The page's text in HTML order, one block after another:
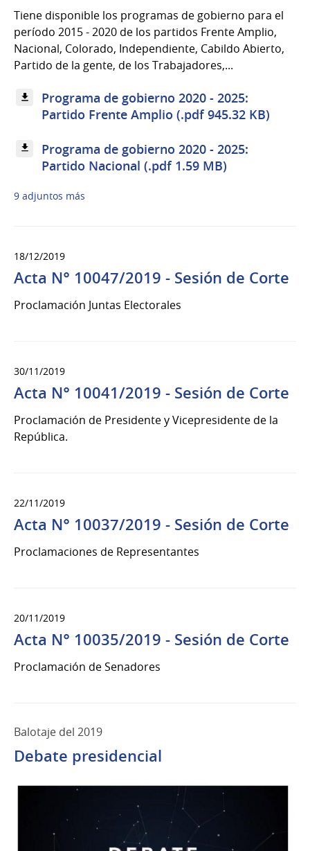
Tiene disponible los programas de gobierno para el
período 2015 - 2020 de los partidos Frente Amplio,
Nacional, Colorado, Independiente, Cabildo Abierto,
Partido de la gente, de los Trabajadores,...
Programa de gobierno 2020 - 2025:
Partido Frente Amplio (.pdf 945.32 KB)
Programa de gobierno 2020 - 2025:
Partido Nacional (.pdf 1.59 MB)
9 adjuntos más
18/12/2019
Acta N° 10047/2019 - Sesión de Corte
Proclamación Juntas Electorales
30/11/2019
Acta N° 10041/2019 - Sesión de Corte
Proclamación de Presidente y Vicepresidente de la
República.
22/11/2019
Acta N° 10037/2019 - Sesión de Corte
Proclamaciones de Representantes
20/11/2019
Acta N° 10035/2019 - Sesión de Corte
Proclamación de Senadores
Balotaje del 2019
Debate presidencial